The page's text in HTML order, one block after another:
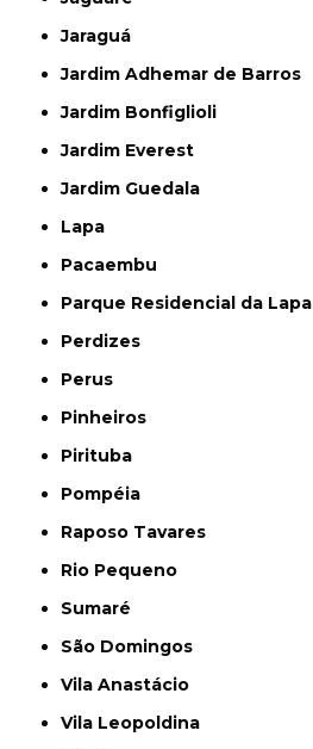
Jaraguá
Jardim Adhemar de Barros
Jardim Bonfiglioli
Jardim Everest
Jardim Guedala
Lapa
Pacaembu
Parque Residencial da Lapa
Perdizes
Perus
Pinheiros
Pirituba
Pompéia
Raposo Tavares
Rio Pequeno
Sumaré
São Domingos
Vila Anastácio
Vila Leopoldina